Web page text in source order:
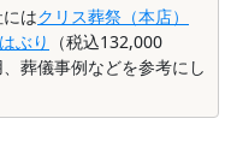
はクリス葬祭（本店）
ぶり
（税込132,000
葬儀事例などを参考にし